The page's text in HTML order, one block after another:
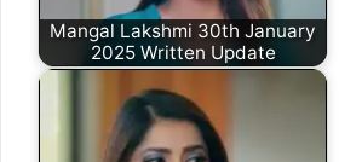
Mangal Lakshmi 30th January
2025 Written Update